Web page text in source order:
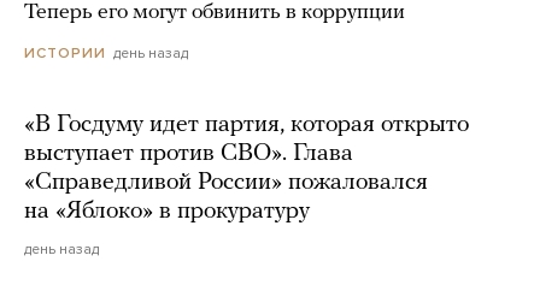
Теперь его могут обвинить в коррупции
ИСТОРИИ день назад
«В Госдуму идет партия, которая открыто
выступает против СВО». Глава
«Справедливой России» пожаловался
на «Яблоко» в прокуратуру
день назад